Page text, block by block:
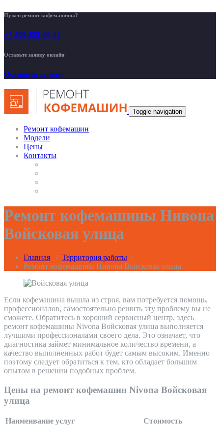
Нужен ремонт кофемашины?
+7 499 455-00-42
Оставьте заявку онлайн
Оставить заявку
Toggle navigation
Ремонт кофемашин
Модели
Цены
Контакты
Ремонт кофемашины Нивона
Войсковая улица
Главная / Территория работы /
Ремонт кофемашины Нивона Войсковая улица
Если кофемашина вышла из строя, вам потребуется помощь,
профессионалов, самостоятельно решить эту проблему вы не
сможете. Обратитесь в хороший сервисный центр, здесь
ремонт кофемашины Nivona Войсковая улица выполняется
лучшими профессионалами своего дела. Это означает, что
диагностика займет минимальное количество времени, а
качество выполненных работ будет самым высоким. Именно
поэтому следует обратиться к тем, кто обладает большим
опытом в решении подобных проблем.
Цены на ремонт кофемашин Nivona Войсковая
улица
Наименвание услуг
Стоимость